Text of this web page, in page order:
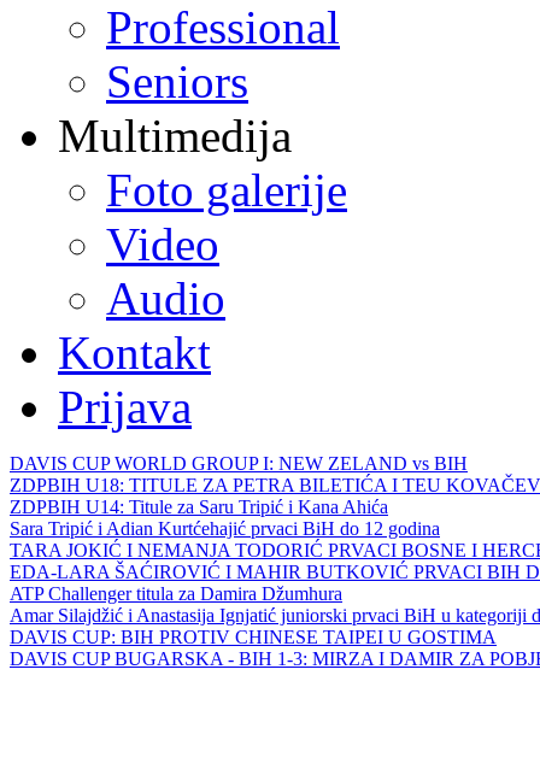
Professional
Seniors
Multimedija
Foto galerije
Video
Audio
Kontakt
Prijava
DAVIS CUP WORLD GROUP I: NEW ZELAND vs BIH
ZDPBIH U18: TITULE ZA PETRA BILETIĆA I TEU
ZDPBIH U14: Titule za Saru Tripić i Kana Ahića
Sara Tripić i Adian Kurtćehajić prvaci BiH do 12 godina
TARA JOKIĆ I NEMANJA TODORIĆ PRVACI BOSNE I
EDA-LARA ŠAĆIROVIĆ I MAHIR BUTKOVIĆ PRVACI BIH
ATP Challenger titula za Damira Džumhura
Amar Silajdžić i Anastasija Ignjatić juniorski prvaci BiH u kategoriji
DAVIS CUP: BIH PROTIV CHINESE TAIPEI U GOSTIMA
DAVIS CUP BUGARSKA - BIH 1-3: MIRZA I DAMIR ZA